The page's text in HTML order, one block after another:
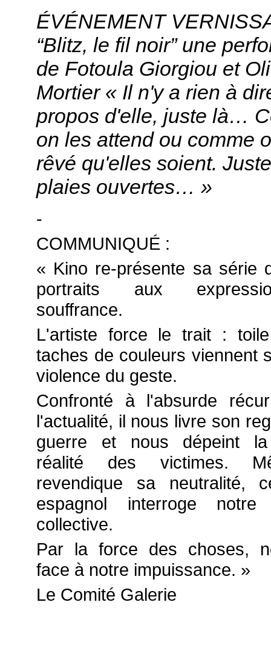
ÉVÉNEMENT
“Blitz, le fil noir” une
de Fotoula Giorgiou et
Mortier « Il n'y a rien à
propos d'elle, juste là…
on les attend ou comme
rêvé qu'elles soient.
plaies ouvertes… »
-
COMMUNIQUÉ :
« Kino re-présente sa série
portraits aux
souffrance.
L'artiste force le trait :
taches de couleurs viennent
violence du geste.
Confronté à l'absurde
l'actualité, il nous livre son
guerre et nous dépeint la
réalité des victimes.
revendique sa neutralité,
espagnol interroge notre
collective.
Par la force des choses,
face à notre impuissance. »
Le Comité Galerie